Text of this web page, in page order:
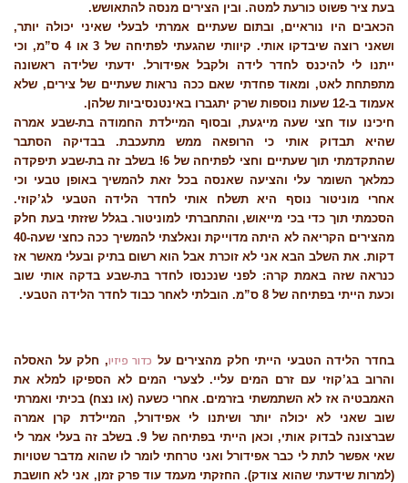
בעת ציר פשוט כורעת למטה. ובין הצירים מנסה להתאושש.
הכאבים היו נוראיים, ובתום שעתיים אמרתי לבעלי שאיני יכולה יותר,
ושאני רוצה שיבדקו אותי. קיוותי שהגעתי לפתיחה של 3 או 4 ס”מ, וכי
ייתנו לי להיכנס לחדר לידה ולקבל אפידורל. ידעתי שלידה ראשונה
מתפתחת לאט, ומאוד פחדתי שאם ככה נראות שעתיים של צירים, שלא
אעמוד ב-12 שעות נוספות שרק יתגברו באינטנסיביות שלהן.
חיכינו עוד חצי שעה מייגעת, ובסוף המיילדת החמודה בת-שבע אמרה
שהיא תבדוק אותי כי הרופאה ממש מתעכבת. בבדיקה הסתבר
שהתקדמתי תוך שעתיים וחצי לפתיחה של 6! בשלב זה בת-שבע תיפקדה
כמלאך השומר עלי והציעה שאנסה בכל זאת להמשיך באופן טבעי וכי
אחרי מוניטור נוסף היא תשלח אותי לחדר הלידה הטבעי לג’קוזי.
הסכמתי תוך כדי בכי מייאוש, והתחברתי למוניטור. בגלל שזזתי בעת חלק
מהצירים הקריאה לא היתה מדוייקת ונאלצתי להמשיך ככה כחצי שעה-40
דקות. את השלב הבא אני לא זוכרת אבל הוא רשום בתיק ובעלי מאשר אז
כנראה שזה באמת קרה: לפני שנכנסו לחדר בת-שבע בדקה אותי שוב
וכעת הייתי בפתיחה של 8 ס”מ. הובלתי לאחר כבוד לחדר הלידה הטבעי.
בחדר הלידה הטבעי הייתי חלק מהצירים על כדור פיזיו, חלק על האסלה
והרוב בג’קוזי עם זרם המים עליי. לצערי המים לא הספיקו למלא את
האמבטיה אז לא השתמשתי בזרמים. אחרי כשעה (או נצח) בכיתי ואמרתי
שוב שאני לא יכולה יותר ושיתנו לי אפידורל, המיילדת קרן אמרה
שברצונה לבדוק אותי, וכאן הייתי בפתיחה של 9. בשלב זה בעלי אמר לי
שאי אפשר לתת לי כבר אפידורל ואני טרחתי לומר לו שהוא מדבר שטויות
(למרות שידעתי שהוא צודק). החזקתי מעמד עוד פרק זמן, אני לא חושבת